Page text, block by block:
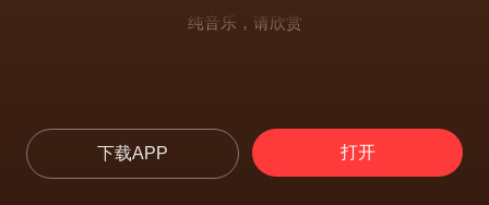
纯音乐，请欣赏
下载APP 打开